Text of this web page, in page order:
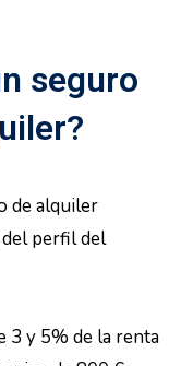
seguro
de alquiler
perfil del
3 y 5% de la renta